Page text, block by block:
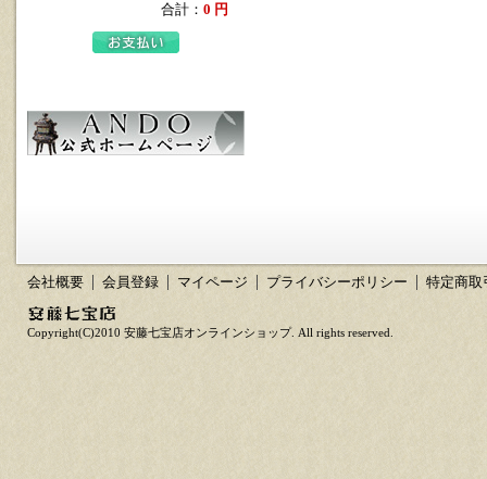
合計： 0 円
会社概要 会員登録 マイページ プライバシーポリシー 特定商取
Copyright(C)2010 安藤七宝店オンラインショップ. All rights reserved.